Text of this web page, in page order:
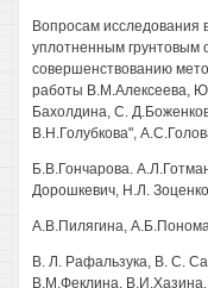
Вопросам исследования
уплотненным грунтовым
совершенствованию
работы В.М.Алексеева,
Бахолдина, С.
В.Н.Голубкова",
Б.В.Гончарова.
Дорошкевич, Н.Л.
A.В.Пилягина,
B. Л. Рафальзука, В. С.
В.М.Феклина,